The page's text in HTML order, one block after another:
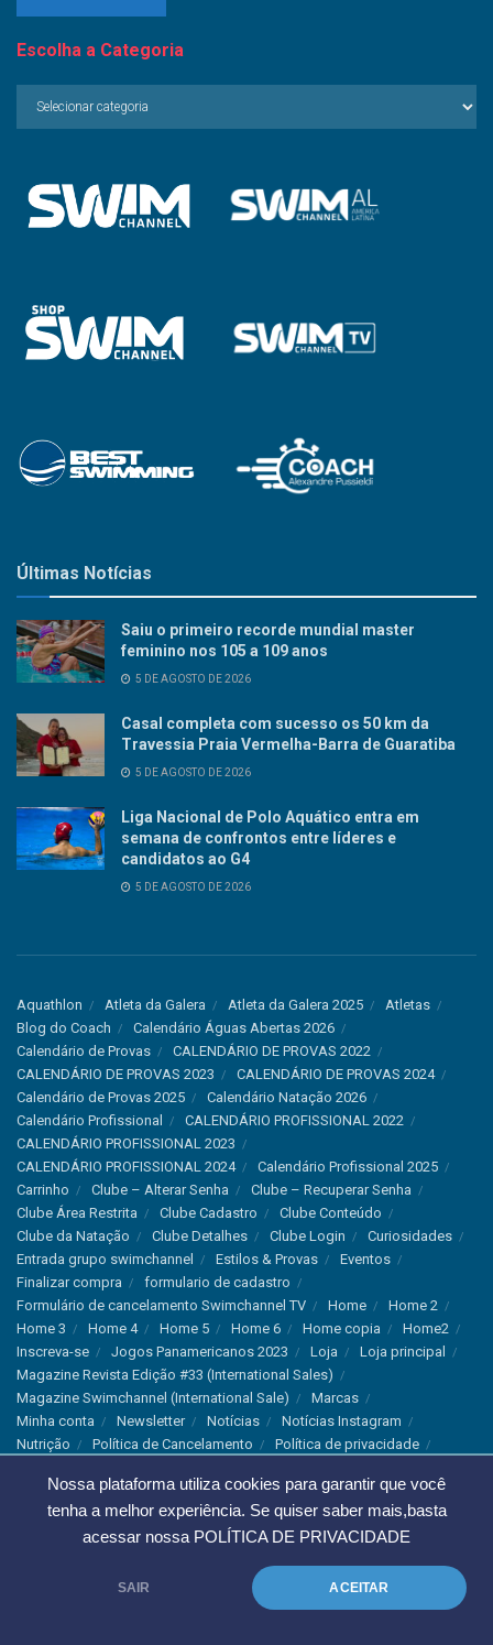
Nossa plataforma utiliza cookies para garantir que você
tenha a melhor experiência. Se quiser saber mais,basta
acessar nossa POLÍTICA DE PRIVACIDADE
SAIR ACEITAR
Escolha a Categoria
Últimas Notícias
Saiu o primeiro recorde mundial master
feminino nos 105 a 109 anos
5 DE AGOSTO DE 2026
Casal completa com sucesso os 50 km da
Travessia Praia Vermelha-Barra de Guaratiba
5 DE AGOSTO DE 2026
Liga Nacional de Polo Aquático entra em
semana de confrontos entre líderes e
candidatos ao G4
5 DE AGOSTO DE 2026
Aquathlon Atleta da Galera Atleta da Galera 2025
Atletas
Blog do Coach
Calendário Águas Abertas 2026
Calendário de Provas
CALENDÁRIO DE PROVAS 2022
CALENDÁRIO DE PROVAS 2023
CALENDÁRIO DE PROVAS 2024
Calendário de Provas 2025
Calendário Natação 2026
Calendário Profissional
CALENDÁRIO PROFISSIONAL 2022
CALENDÁRIO PROFISSIONAL 2023
CALENDÁRIO PROFISSIONAL 2024
Calendário Profissional 2025
Carrinho
Clube – Alterar Senha
Clube – Recuperar Senha
Clube Área Restrita
Clube Cadastro
Clube Conteúdo
Clube da Natação
Clube Detalhes Clube Login
Curiosidades
Entrada grupo swimchannel
Estilos & Provas
Eventos
Finalizar compra
formulario de cadastro
Formulário de cancelamento Swimchannel TV
Home
Home 2
Home 3
Home 4 Home 5 Home 6 Home copia
Home2
Inscreva-se
Jogos Panamericanos 2023 Loja
Loja principal
Magazine Revista Edição #33 (International Sales)
Magazine Swimchannel (International Sale)
Marcas
Minha conta
Newsletter Notícias
Notícias Instagram
Nutrição
Política de Cancelamento
Política de privacidade
Recordes & Rankings
Revistas Saúde
Sobre Nós
Swimchannel
Thank You Treino
Troca e Devolução
Troca, Devolução e Cancelamentos
© 2023 Swimchannel Todos os Direitos Reservados - Premium Websites